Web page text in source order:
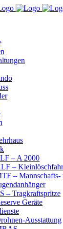
– A 2000
–
– Mannschafts-
– Tragkraftspritze
Geräte
Ausstattung